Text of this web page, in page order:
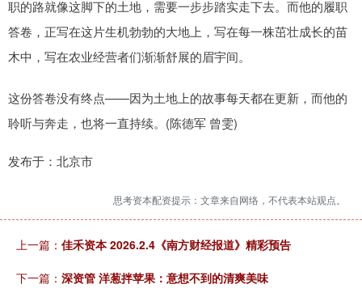
职的路就像这脚下的土地，需要一步步踏实走下去。而他的履职
答卷，正写在这片生机勃勃的大地上，写在每一株茁壮成长的苗
木中，写在农业经营者们渐渐舒展的眉宇间。
这份答卷没有终点——因为土地上的故事每天都在更新，而他的
聆听与奔走，也将一直持续。(陈德军 曾雯)
发布于：北京市
思考资本配资提示：文章来自网络，不代表本站观点。
上一篇： 佳禾资本 2026.2.4《南方财经报道》精彩预告
下一篇： 深资管 洋葱拌苹果：意想不到的清爽美味